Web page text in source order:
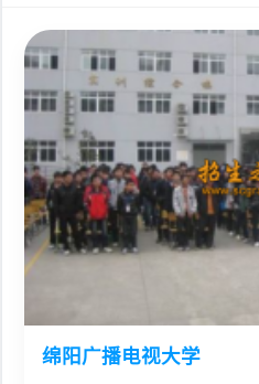
绵阳广播电视大学